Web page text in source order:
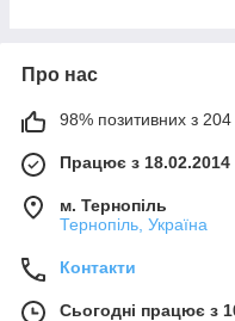
Про нас
98% позитивних з 204
Працює з 18.02.2014
м. Тернопіль
Тернопіль, Україна
Контакти
Сьогодні працює з